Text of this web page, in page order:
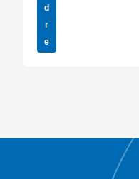
d
r
e